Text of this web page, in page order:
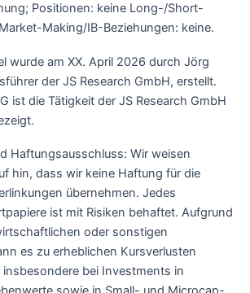
Positionen: keine Long-/Short-
Making/IB-Beziehungen: keine.
wurde am XX. April 2026 durch Jörg
der JS Research GmbH, erstellt.
ist die Tätigkeit der JS Research GmbH
Haftungsausschluss: Wir weisen
hin, dass wir keine Haftung für die
übernehmen. Jedes
ist mit Risiken behaftet. Aufgrund
oder sonstigen
es zu erheblichen Kursverlusten
insbesondere bei Investments in